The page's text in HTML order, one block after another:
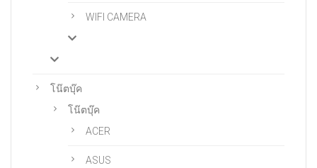
WIFI CAMERA
โน๊ตบุ๊ค
โน๊ตบุ๊ค
ACER
ASUS